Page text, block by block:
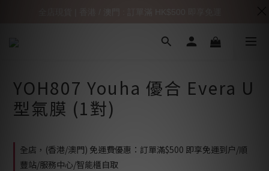
YOH807 Youha 優合 Evera U
型氣膜 (1對)
全店，(香港/澳門) 免運費優惠：訂單滿$500 即享免運到户/順
豐站/服務中心/智能櫃自取